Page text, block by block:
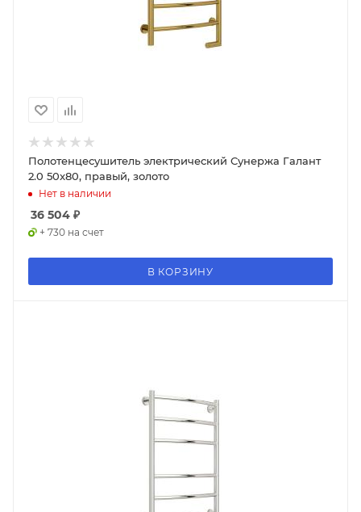
Полотенцесушитель электрический Сунержа Галант
2.0 50x80, правый, золото
Нет в наличии
36 504 ₽
+ 730 на счет
В КОРЗИНУ